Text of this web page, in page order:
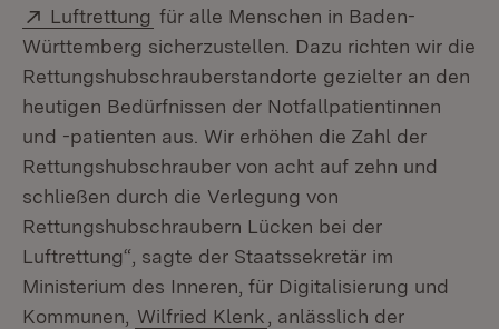
Extern:
Luftrettung (Öffnet in neuem Fenster)
für alle Menschen in Baden-
Württemberg sicherzustellen. Dazu richten wir die
Rettungshubschrauberstandorte gezielter an den
heutigen Bedürfnissen der Notfallpatientinnen
und -patienten aus. Wir erhöhen die Zahl der
Rettungshubschrauber von acht auf zehn und
schließen durch die Verlegung von
Rettungshubschraubern Lücken bei der
Luftrettung“, sagte der Staatssekretär im
Ministerium des Inneren, für Digitalisierung und
Kommunen,
Wilfried Klenk
, anlässlich der